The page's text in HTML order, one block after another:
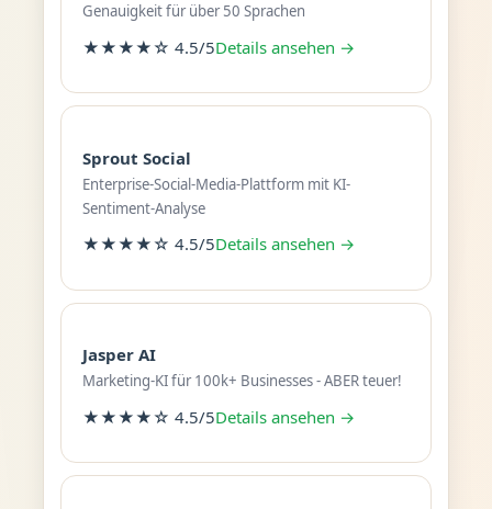
Genauigkeit für über 50 Sprachen
★★★★☆ 4.5/5Details ansehen →
Sprout Social
Enterprise-Social-Media-Plattform mit KI-
Sentiment-Analyse
★★★★☆ 4.5/5Details ansehen →
Jasper AI
Marketing-KI für 100k+ Businesses - ABER teuer!
★★★★☆ 4.5/5Details ansehen →